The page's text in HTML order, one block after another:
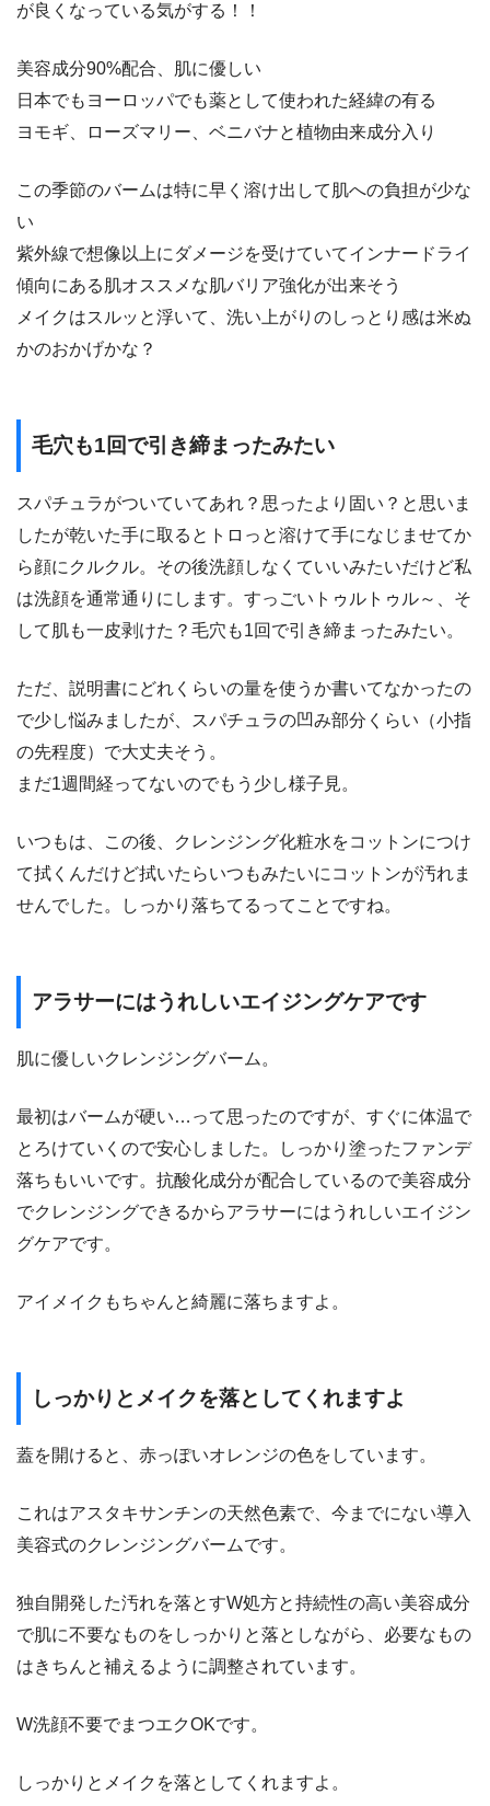
が良くなっている気がする！！
美容成分90%配合、肌に優しい
日本でもヨーロッパでも薬として使われた経緯の有る
ヨモギ、ローズマリー、ベニバナと植物由来成分入り
この季節のバームは特に早く溶け出して肌への負担が少な
い
紫外線で想像以上にダメージを受けていてインナードライ
傾向にある肌オススメな肌バリア強化が出来そう
メイクはスルッと浮いて、洗い上がりのしっとり感は米ぬ
かのおかげかな？
毛穴も1回で引き締まったみたい
スパチュラがついていてあれ？思ったより固い？と思いま
したが乾いた手に取るとトロっと溶けて手になじませてか
ら顔にクルクル。その後洗顔しなくていいみたいだけど私
は洗顔を通常通りにします。すっごいトゥルトゥル～、そ
して肌も一皮剥けた？毛穴も1回で引き締まったみたい。
ただ、説明書にどれくらいの量を使うか書いてなかったの
で少し悩みましたが、スパチュラの凹み部分くらい（小指
の先程度）で大丈夫そう。
まだ1週間経ってないのでもう少し様子見。
いつもは、この後、クレンジング化粧水をコットンにつけ
て拭くんだけど拭いたらいつもみたいにコットンが汚れま
せんでした。しっかり落ちてるってことですね。
アラサーにはうれしいエイジングケアです
肌に優しいクレンジングバーム。
最初はバームが硬い…って思ったのですが、すぐに体温で
とろけていくので安心しました。しっかり塗ったファンデ
落ちもいいです。抗酸化成分が配合しているので美容成分
でクレンジングできるからアラサーにはうれしいエイジン
グケアです。
アイメイクもちゃんと綺麗に落ちますよ。
しっかりとメイクを落としてくれますよ
蓋を開けると、赤っぽいオレンジの色をしています。
これはアスタキサンチンの天然色素で、今までにない導入
美容式のクレンジングバームです。
独自開発した汚れを落とすW処方と持続性の高い美容成分
で肌に不要なものをしっかりと落としながら、必要なもの
はきちんと補えるように調整されています。
W洗顔不要でまつエクOKです。
しっかりとメイクを落としてくれますよ。